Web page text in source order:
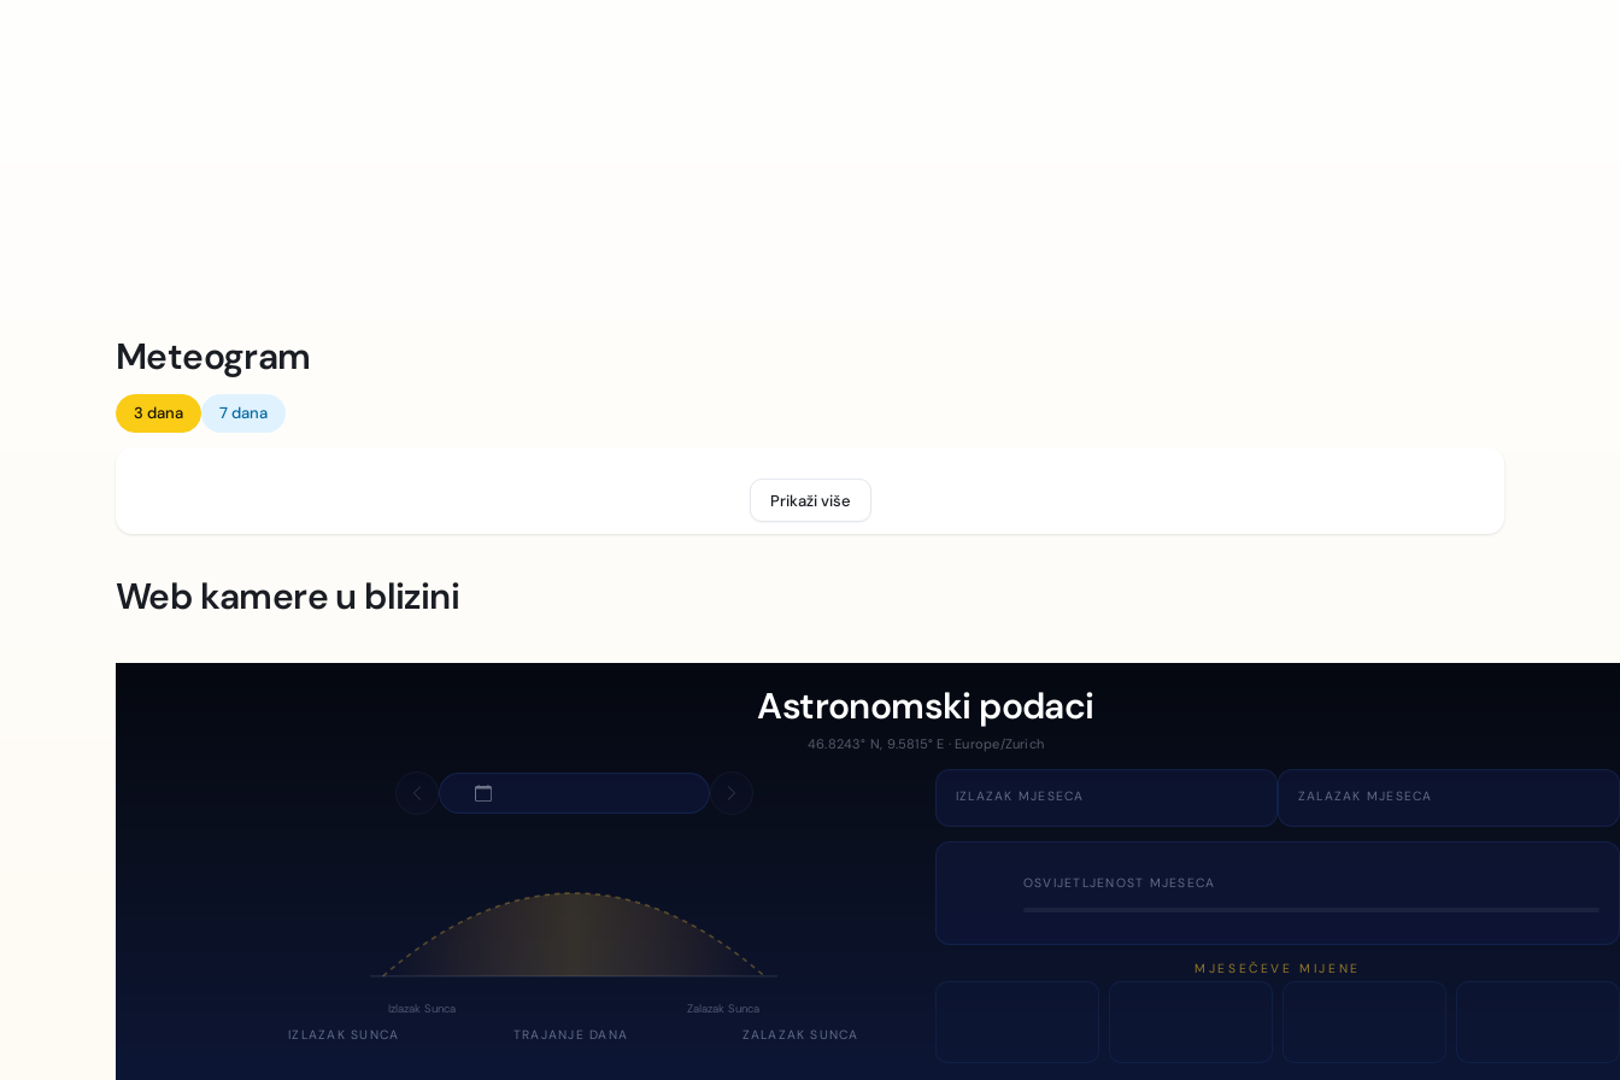
Meteogram
3 dana 7 dana
Prikaži više
Web kamere u blizini
Astronomski podaci
46.8243° N, 9.5815° E · Europe/Zurich
Izlazak Sunca Zalazak Sunca
IZLAZAK SUNCA TRAJANJE DANA ZALAZAK SUNCA
IZLAZAK MJESECA ZALAZAK MJESECA
OSVIJETLJENOST MJESECA
MJESEČEVE MIJENE